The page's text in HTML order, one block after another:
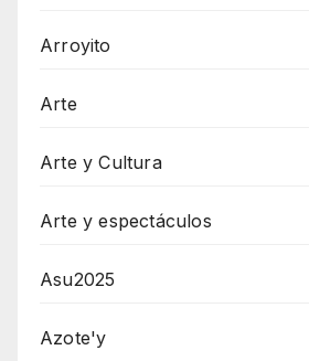
Arroyito
Arte
Arte y Cultura
Arte y espectáculos
Asu2025
Azote'y